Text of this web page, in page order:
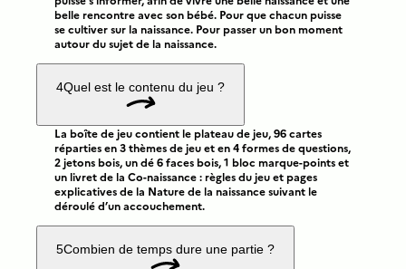
belle rencontre avec son bébé. Pour que chacun puisse
se cultiver sur la naissance. Pour passer un bon moment
autour du sujet de la naissance.
4Quel est le contenu du jeu ?
La boîte de jeu contient le plateau de jeu, 96 cartes
réparties en 3 thèmes de jeu et en 4 formes de questions,
2 jetons bois, un dé 6 faces bois, 1 bloc marque-points et
un livret de la Co-naissance : règles du jeu et pages
explicatives de la Nature de la naissance suivant le
déroulé d’un accouchement.
5Combien de temps dure une partie ?